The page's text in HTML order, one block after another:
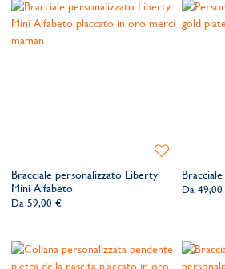
Bracciale personalizzato Liberty
Mini Alfabeto
Da 59,00 €
Aggiungi
lista
Da